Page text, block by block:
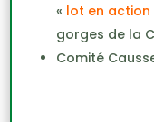
« lot en action
gorges de la
Comité